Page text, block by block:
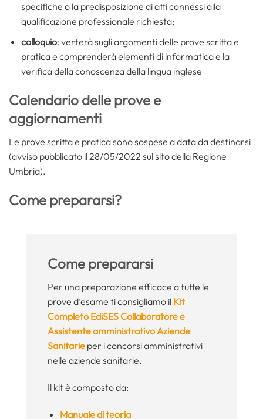
specifiche o la predisposizione di atti connessi alla
qualificazione professionale richiesta;
colloquio: verterà sugli argomenti delle prove scritta e
pratica e comprenderà elementi di informatica e la
verifica della conoscenza della lingua inglese
Calendario delle prove e
aggiornamenti
Le prove scritta e pratica sono sospese a data da destinarsi
(avviso pubblicato il 28/05/2022 sul sito della Regione
Umbria).
Come prepararsi?
Come prepararsi
Per una preparazione efficace a tutte le
prove d’esame ti consigliamo il Kit
Completo EdiSES Collaboratore e
Assistente amministrativo Aziende
Sanitarieper i concorsi amministrativi
nelle aziende sanitarie.
Il kit è composto da:
Manuale di teoria